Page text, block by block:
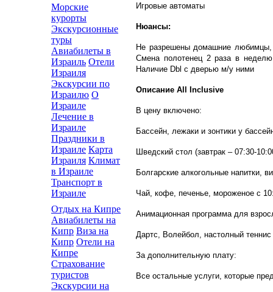
Морские
курорты
Экскурсионные
туры
Авиабилеты в
Израиль Отели
Израиля
Экскурсии по
Израилю О
Израиле
Лечение в
Израиле
Праздники в
Израиле Карта
Израиля Климат
в Израиле
Транспорт в
Израиле
Отдых на Кипре
Авиабилеты на
Кипр Виза на
Кипр Отели на
Кипре
Страхование
туристов
Экскурсии на
Игровые автоматы
Нюансы:
Не разрешены домашние любимцы,
Смена полотенец 2 раза в
Наличие Dbl с дверью м/у ними
Описание All Inclusive
В цену включено:
Бассейн, лежаки и зонтики у
Шведский стол (завтрак – 07:30-
Болгарские алкогольные напитки,
Чай, кофе, печенье, мороженое с
Aнимационная программа для
Дартс, Волейбол, настолный теннис
За дополнительную плату:
Все остальныe услуги, которые